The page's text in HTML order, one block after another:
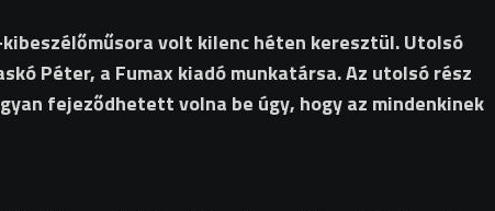
volt kilenc héten keresztül. Utolsó
Péter, a Fumax kiadó munkatársa. Az utolsó rész
fejeződhetett volna be úgy, hogy az mindenkinek